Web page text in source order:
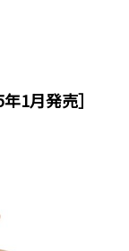
1月発売］